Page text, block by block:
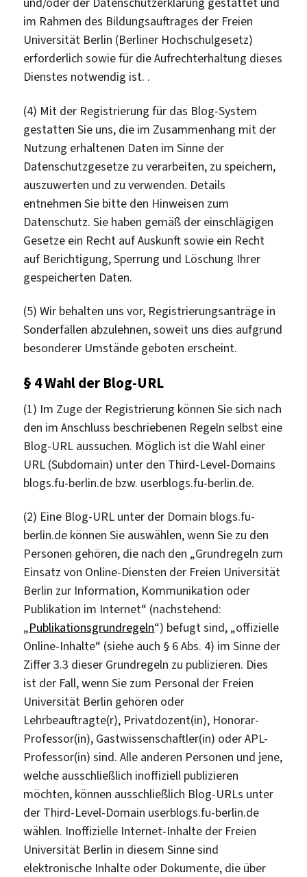
im Rahmen des Bildungsauftrages der Freien
Universität Berlin (Berliner Hochschulgesetz)
erforderlich sowie für die Aufrechterhaltung dieses
Dienstes notwendig ist. .
(4) Mit der Registrierung für das Blog-System
gestatten Sie uns, die im Zusammenhang mit der
Nutzung erhaltenen Daten im Sinne der
Datenschutzgesetze zu verarbeiten, zu speichern,
auszuwerten und zu verwenden. Details
entnehmen Sie bitte den Hinweisen zum
Datenschutz. Sie haben gemäß der einschlägigen
Gesetze ein Recht auf Auskunft sowie ein Recht
auf Berichtigung, Sperrung und Löschung Ihrer
gespeicherten Daten.
(5) Wir behalten uns vor, Registrierungsanträge in
Sonderfällen abzulehnen, soweit uns dies aufgrund
besonderer Umstände geboten erscheint.
§ 4 Wahl der Blog-URL
(1) Im Zuge der Registrierung können Sie sich nach
den im Anschluss beschriebenen Regeln selbst eine
Blog-URL aussuchen. Möglich ist die Wahl einer
URL (Subdomain) unter den Third-Level-Domains
blogs.fu-berlin.de bzw. userblogs.fu-berlin.de.
(2) Eine Blog-URL unter der Domain blogs.fu-
berlin.de können Sie auswählen, wenn Sie zu den
Personen gehören, die nach den „Grundregeln zum
Einsatz von Online-Diensten der Freien Universität
Berlin zur Information, Kommunikation oder
Publikation im Internet“ (nachstehend:
„Publikationsgrundregeln“) befugt sind, „offizielle
Online-Inhalte“ (siehe auch § 6 Abs. 4) im Sinne der
Ziffer 3.3 dieser Grundregeln zu publizieren. Dies
ist der Fall, wenn Sie zum Personal der Freien
Universität Berlin gehören oder
Lehrbeauftragte(r), Privatdozent(in), Honorar-
Professor(in), Gastwissenschaftler(in) oder APL-
Professor(in) sind. Alle anderen Personen und jene,
welche ausschließlich inoffiziell publizieren
möchten, können ausschließlich Blog-URLs unter
der Third-Level-Domain userblogs.fu-berlin.de
wählen. Inoffizielle Internet-Inhalte der Freien
Universität Berlin in diesem Sinne sind
elektronische Inhalte oder Dokumente, die über